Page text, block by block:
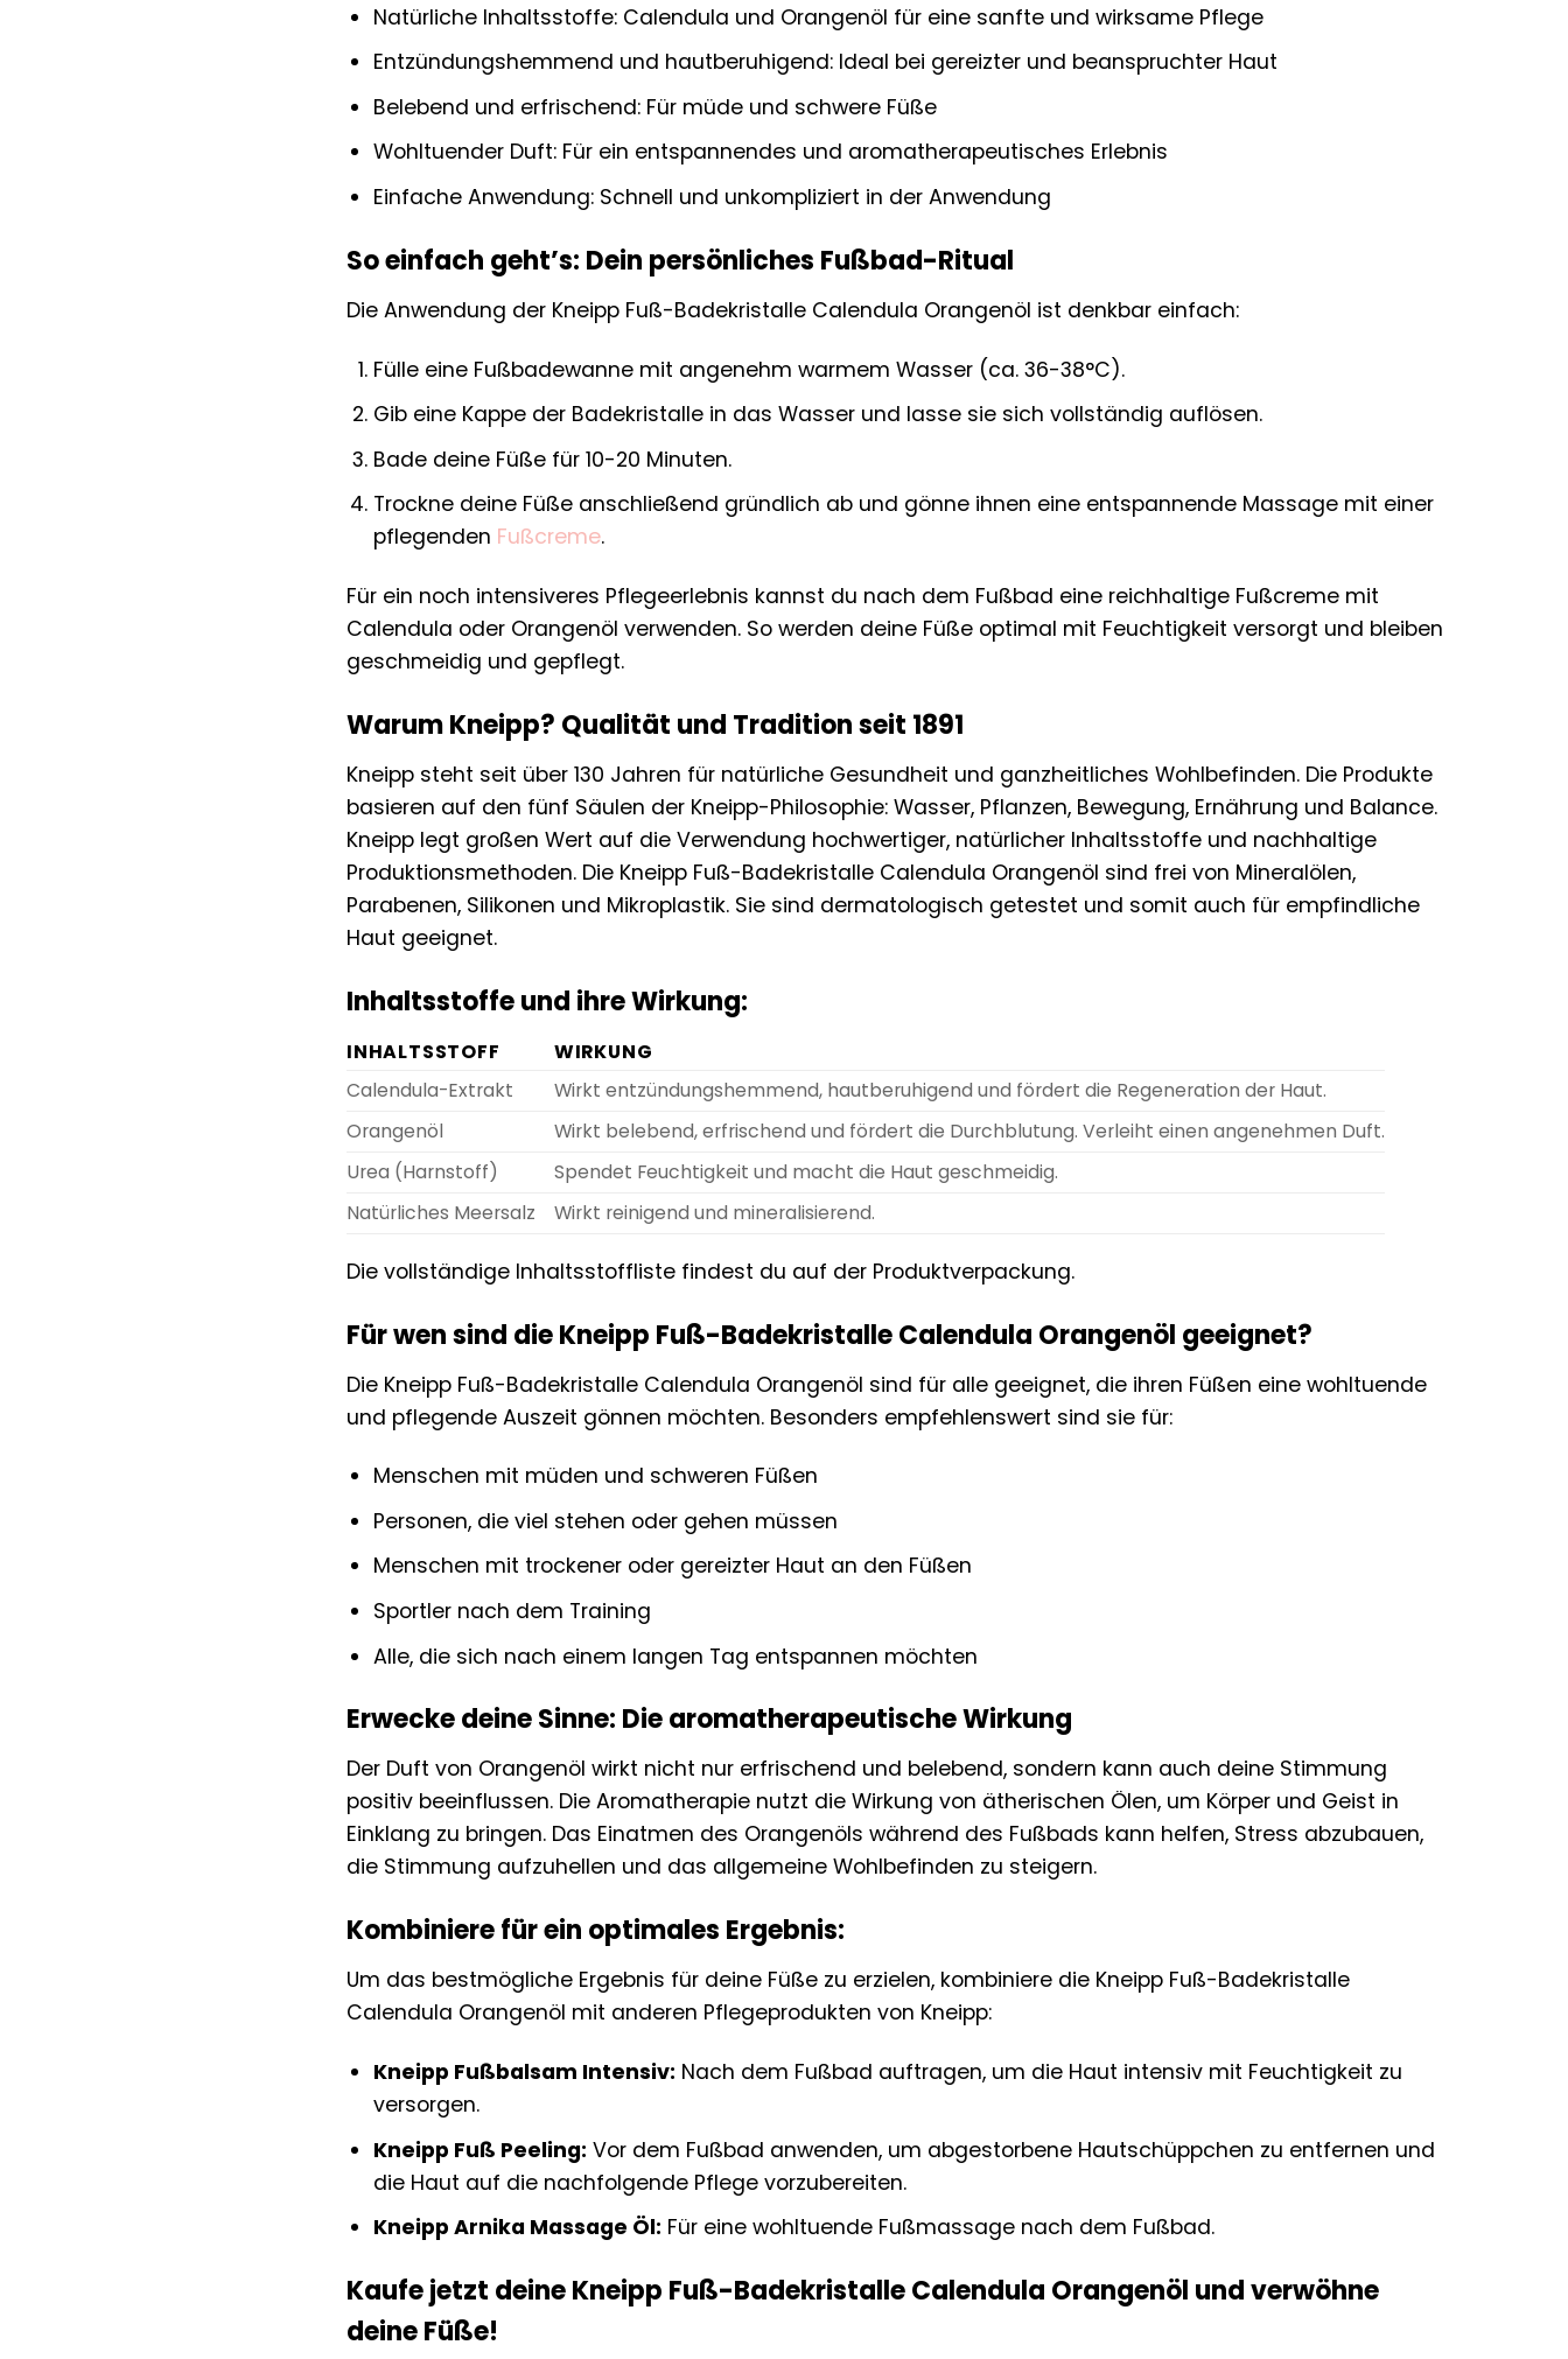
Natürliche Inhaltsstoffe: Calendula und Orangenöl für eine sanfte und wirksame Pflege
Entzündungshemmend und hautberuhigend: Ideal bei gereizter und beanspruchter Haut
Belebend und erfrischend: Für müde und schwere Füße
Wohltuender Duft: Für ein entspannendes und aromatherapeutisches Erlebnis
Einfache Anwendung: Schnell und unkompliziert in der Anwendung
So einfach geht’s: Dein persönliches Fußbad-Ritual
Die Anwendung der Kneipp Fuß-Badekristalle Calendula Orangenöl ist denkbar einfach:
Fülle eine Fußbadewanne mit angenehm warmem Wasser (ca. 36-38°C).
Gib eine Kappe der Badekristalle in das Wasser und lasse sie sich vollständig auflösen.
Bade deine Füße für 10-20 Minuten.
Trockne deine Füße anschließend gründlich ab und gönne ihnen eine entspannende Massage mit einer
pflegenden Fußcreme.
Für ein noch intensiveres Pflegeerlebnis kannst du nach dem Fußbad eine reichhaltige Fußcreme mit
Calendula oder Orangenöl verwenden. So werden deine Füße optimal mit Feuchtigkeit versorgt und bleiben
geschmeidig und gepflegt.
Warum Kneipp? Qualität und Tradition seit 1891
Kneipp steht seit über 130 Jahren für natürliche Gesundheit und ganzheitliches Wohlbefinden. Die Produkte
basieren auf den fünf Säulen der Kneipp-Philosophie: Wasser, Pflanzen, Bewegung, Ernährung und Balance.
Kneipp legt großen Wert auf die Verwendung hochwertiger, natürlicher Inhaltsstoffe und nachhaltige
Produktionsmethoden. Die Kneipp Fuß-Badekristalle Calendula Orangenöl sind frei von Mineralölen,
Parabenen, Silikonen und Mikroplastik. Sie sind dermatologisch getestet und somit auch für empfindliche
Haut geeignet.
Inhaltsstoffe und ihre Wirkung:
INHALTSSTOFF
WIRKUNG
Calendula-Extrakt
Wirkt entzündungshemmend, hautberuhigend und fördert die Regeneration der Haut.
Orangenöl
Wirkt belebend, erfrischend und fördert die Durchblutung. Verleiht einen angenehmen Duft.
Urea (Harnstoff)
Spendet Feuchtigkeit und macht die Haut geschmeidig.
Natürliches Meersalz
Wirkt reinigend und mineralisierend.
Die vollständige Inhaltsstoffliste findest du auf der Produktverpackung.
Für wen sind die Kneipp Fuß-Badekristalle Calendula Orangenöl geeignet?
Die Kneipp Fuß-Badekristalle Calendula Orangenöl sind für alle geeignet, die ihren Füßen eine wohltuende
und pflegende Auszeit gönnen möchten. Besonders empfehlenswert sind sie für:
Menschen mit müden und schweren Füßen
Personen, die viel stehen oder gehen müssen
Menschen mit trockener oder gereizter Haut an den Füßen
Sportler nach dem Training
Alle, die sich nach einem langen Tag entspannen möchten
Erwecke deine Sinne: Die aromatherapeutische Wirkung
Der Duft von Orangenöl wirkt nicht nur erfrischend und belebend, sondern kann auch deine Stimmung
positiv beeinflussen. Die Aromatherapie nutzt die Wirkung von ätherischen Ölen, um Körper und Geist in
Einklang zu bringen. Das Einatmen des Orangenöls während des Fußbads kann helfen, Stress abzubauen,
die Stimmung aufzuhellen und das allgemeine Wohlbefinden zu steigern.
Kombiniere für ein optimales Ergebnis:
Um das bestmögliche Ergebnis für deine Füße zu erzielen, kombiniere die Kneipp Fuß-Badekristalle
Calendula Orangenöl mit anderen Pflegeprodukten von Kneipp:
Kneipp Fußbalsam Intensiv: Nach dem Fußbad auftragen, um die Haut intensiv mit Feuchtigkeit zu
versorgen.
Kneipp Fuß Peeling: Vor dem Fußbad anwenden, um abgestorbene Hautschüppchen zu entfernen und
die Haut auf die nachfolgende Pflege vorzubereiten.
Kneipp Arnika Massage Öl: Für eine wohltuende Fußmassage nach dem Fußbad.
Kaufe jetzt deine Kneipp Fuß-Badekristalle Calendula Orangenöl und verwöhne
deine Füße!